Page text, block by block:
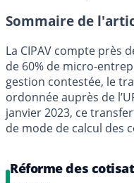
Sommaire de
La CIPAV compte près
de 60% de micro-
gestion contestée, le
ordonnée auprès de
janvier 2023, ce
de mode de calcul des
Réforme des